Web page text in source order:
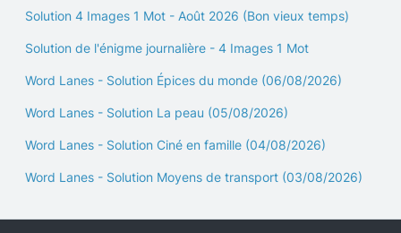
Solution 4 Images 1 Mot - Août 2026 (Bon vieux temps)
Solution de l'énigme journalière - 4 Images 1 Mot
Word Lanes - Solution Épices du monde (06/08/2026)
Word Lanes - Solution La peau (05/08/2026)
Word Lanes - Solution Ciné en famille (04/08/2026)
Word Lanes - Solution Moyens de transport (03/08/2026)